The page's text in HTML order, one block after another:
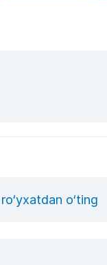
ro‘yxatdan o‘ting